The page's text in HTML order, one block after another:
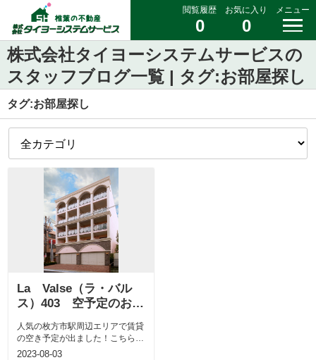
閲覧履歴
0
お気に入り
0
メニュー
株式会社タイヨーシステムサービスの
スタッフブログ一覧 | タグ:お部屋探し
タグ:お部屋探し
La Valse（ラ・バル
ス）403 空予定のお知
人気の枚方市駅周辺エリアで賃貸
の空き予定が出ました！こちらの
マンションは、京阪本線枚方市駅
2023-08-03